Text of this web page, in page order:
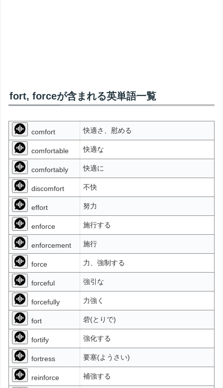
fort, forceが含まれる英単語一覧
comfort 快適さ、慰める
comfortable 快適な
comfortably 快適に
discomfort 不快
effort 努力
enforce 施行する
enforcement 施行
force 力、強制する
forceful 強引な
forcefully 力強く
fort 砦(とりで)
fortify 強化する
fortress 要塞(ようさい)
reinforce 補強する